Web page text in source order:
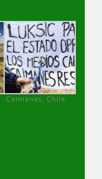
Caimanes, Chile